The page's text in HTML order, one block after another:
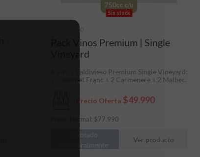
750cc c/u
Sin stock
Pack Vinos Premium | Single
Vineyard
Precio Oferta $49.990
Precio Normal: $77.990
Valdivieso
6 Vinos Valdivieso Premium Single Vineyard:
2 Cabernet Franc + 2 Carmenere + 2 Malbec.
Agotado
temporalmente
Ver producto